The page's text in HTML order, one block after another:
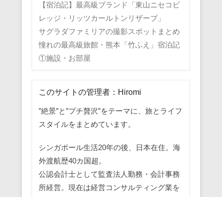
【宿泊記】最高級ブランド「東山ニセコビ
レッジ・リッツカールトンリザーブ」
サグラダファミリアの撮影スポットまとめ
憧れの最高級旅館・熊本「竹ふえ」宿泊記
①施設・お部屋
このサイトの管理者：Hiromi
”絶景”と”プチ贅沢”をテーマに、旅とライフ
スタイルをまとめています。
シンガポール生活20年の後、日本在住。海
外渡航歴40カ国超。
公認会計士として監査法人勤務・会計事務
所経営。現在は経営コンサルティング業を